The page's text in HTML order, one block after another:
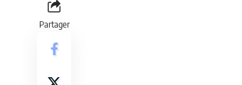
Partager